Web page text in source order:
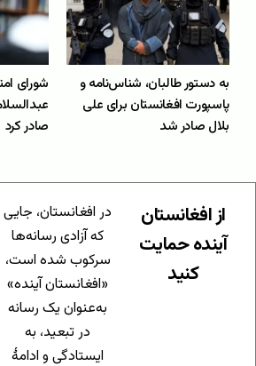
به دستور طالبان، شناس‌نامه و
پاسپورت افغانستان برای علی
بلال صادر شد
شورای
صادر کرد
از افغانستان
آینده حمایت
کنید
در افغانستان، جایی
که آزادی رسانه‌ها
سرکوب شده است،
«افغانستان آینده»
به‌عنوان یک رسانه
در تبعید، به
ایستادگی و ادامهٔ